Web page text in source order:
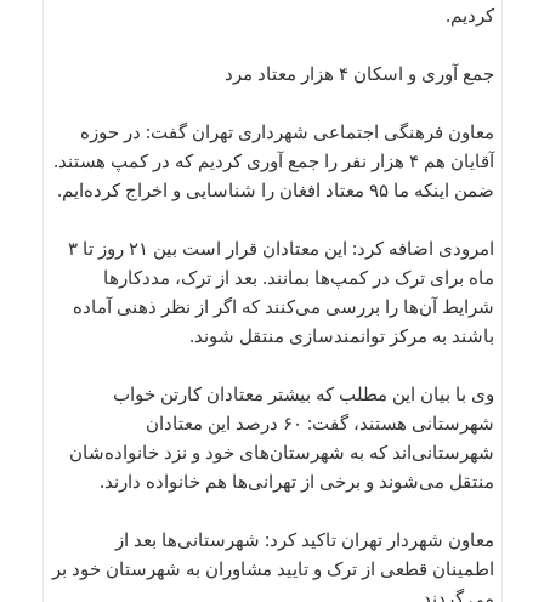
کردیم.
جمع آوری و اسکان ۴ هزار معتاد مرد
معاون فرهنگی اجتماعی شهرداری تهران گفت: در حوزه
آقایان هم ۴ هزار نفر را جمع آوری کردیم که در کمپ هستند.
ضمن اینکه ما ۹۵ معتاد افغان را شناسایی و اخراج کرده‌ایم.
امرودی اضافه کرد: این معتادان قرار است بین ۲۱ روز تا ۳
ماه برای ترک در کمپ‌ها بمانند. بعد از ترک، مددکارها
شرایط آن‌ها را بررسی می‌کنند که اگر از نظر ذهنی آماده
باشند به مرکز توانمندسازی منتقل شوند.
وی با بیان این مطلب که بیشتر معتادان کارتن خواب
شهرستانی هستند، گفت: ۶۰ درصد این معتادان
شهرستانی‌اند که به شهرستان‌های خود و نزد خانواده‌شان
منتقل می‌شوند و برخی از تهرانی‌ها هم خانواده دارند.
معاون شهردار تهران تاکید کرد: شهرستانی‌ها بعد از
اطمینان قطعی از ترک و تایید مشاوران به شهرستان خود بر